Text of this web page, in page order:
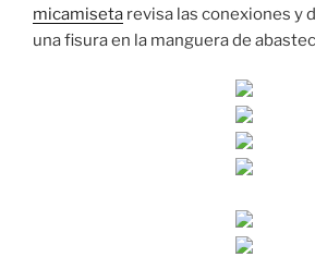
micamiseta revisa las conexiones y
una fisura en la manguera de